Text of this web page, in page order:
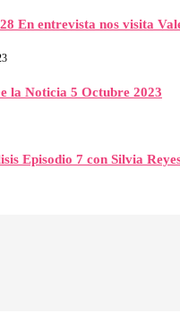
En entrevista nos visita
la Noticia 5 Octubre 2023
Episodio 7 con Silvia